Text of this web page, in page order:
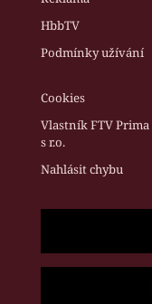
HbbTV
Podmínky užívání
Cookies
Vlastník FTV Prima
s r.o.
Nahlásit chybu